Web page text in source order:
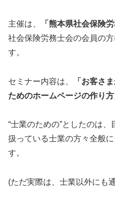
主催は、 「熊本県社会保険
社会保険労務士会の会員の
す。
セミナー内容は、
「お客さ
ためのホームページの作り方
“士業のための”としたのは
扱っている士業の方々全般
す。
(ただ実際は、士業以外にも